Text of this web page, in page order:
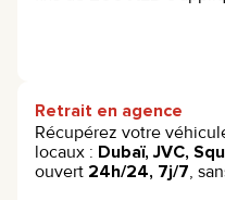
Retrait en agence
Récupérez votre
locaux : Dubaï, JVC,
ouvert 24h/24, 7j/7,